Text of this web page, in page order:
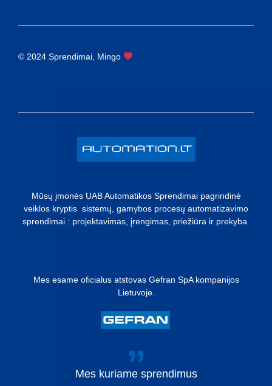
© 2024 Sprendimai, Mingo
Mūsų įmonės UAB Automatikos Sprendimai pagrindinė
veiklos kryptis sistemų, gamybos procesų automatizavimo
sprendimai : projektavimas, įrengimas, priežiūra ir prekyba.
Mes esame oficialus atstovas Gefran SpA kompanijos
Lietuvoje.
Mes kuriame sprendimus